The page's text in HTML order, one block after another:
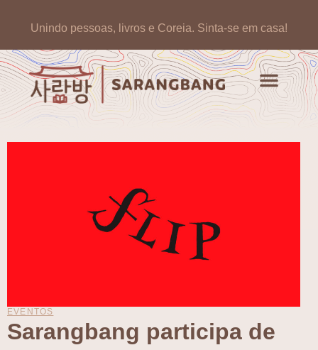
Unindo pessoas, livros e Coreia. Sinta-se em casa!
EVENTOS
Sarangbang participa de